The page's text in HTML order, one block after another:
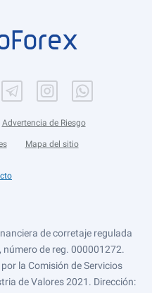
Advertencia de Riesgo
Mapa del sitio
de corretaje regulada
número de reg. 000001272.
la Comisión de Servicios
de Valores 2021. Dirección: